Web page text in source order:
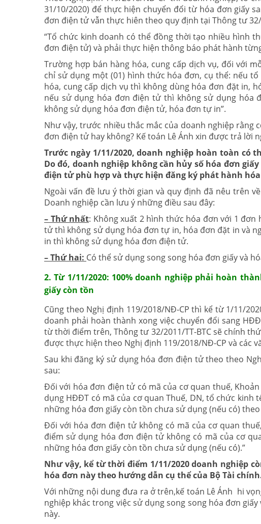
31/10/2020) để thực hiện chuyển đổi từ hóa đơn giấy
đơn điện tử vẫn thực hiên theo quy định tại Thông tư 32/
“Tổ chức kinh doanh có thể đồng thời tạo nhiều hình
đơn điện tử) và phải thực hiện thông báo phát hành
Trường hợp bán hàng hóa, cung cấp dịch vụ, đối với
chỉ sử dụng một (01) hình thức hóa đơn, cụ thể: nếu
hóa, cung cấp dịch vụ thì không dùng hóa đơn đặt in,
nếu sử dụng hóa đơn điện tử thì không sử dụng
không sử dụng hóa đơn điện tử, hóa đơn tự in”.
Như vậy, trước nhiều thắc mắc của doanh nghiệp rằng
đơn điện tử hay không? Kế toán Lê Ánh xin được trả lời
Trước ngày 1/11/2020, doanh nghiệp hoàn toàn có
Do đó, doanh nghiệp không cần hủy số hóa đơn
điện tử phù hợp và thực hiện đăng ký phát hành
Ngoài vấn đề lưu ý thời gian và quy định đã nêu trên
Doanh nghiệp cần lưu ý những điều sau đây:
– Thứ nhất: Không xuất 2 hình thức hóa đơn với 1
tử thì không sử dụng hóa đơn tự in, hóa đơn đặt in và
in thì không sử dụng hóa đơn điện tử.
– Thứ hai: Có thể sử dụng song song hóa đơn giấy và
2. Từ 1/11/2020: 100% doanh nghiệp phải hoàn
giấy còn tồn
Cũng theo Nghị định 119/2018/NĐ-CP thì kể từ 1/11/
doanh phải hoàn thành xong việc chuyển đổi sang
từ thời điểm trên, Thông tư 32/2011/TT-BTC sẽ chính
được thực hiện theo Nghị định 119/2018/NĐ-CP và các
Sau khi đăng ký sử dụng hóa đơn điện tử theo theo
sau:
Đối với hóa đơn điện tử có mã của cơ quan thuế,
dụng HĐĐT có mã của cơ quan Thuế, DN, tổ chức
những hóa đơn giấy còn tồn chưa sử dụng (nếu có)
Đối với hóa đơn điện tử không có mã của cơ quan
điểm sử dụng hóa đơn điện tử không có mã của cơ
những hóa đơn giấy còn tồn chưa sử dụng (nếu có).”
Như vậy, kể từ thời điểm 1/11/2020 doanh nghiệp
hóa đơn này theo hướng dẫn cụ thể của Bộ Tài
Với những nội dung đưa ra ở trên,kế toán Lê Ánh hi
nghiệp khác trong việc sử dụng song song hóa đơn
này.